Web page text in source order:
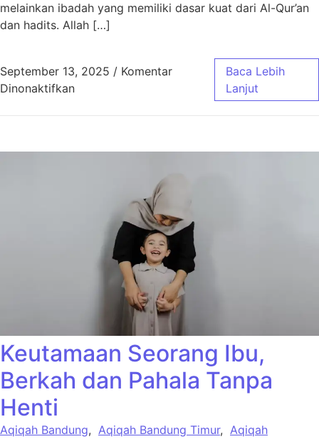
melainkan ibadah yang memiliki dasar kuat dari Al-Qur’an
dan hadits. Allah […]
September 13, 2025 / Komentar
Dinonaktifkanpada Aqiqah Bandung Barat dengan
Baca Lebih
Lanjut
Keutamaan Seorang Ibu,
Berkah dan Pahala Tanpa
Henti
Aqiqah Bandung, Aqiqah Bandung Timur, Aqiqah